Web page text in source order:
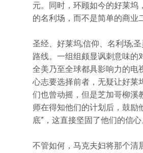
元。同时，环顾如今的好莱坞
的名利场，而不是简单的商业
圣经、好莱坞;信仰、名利场;
路线。一组组颇显讽刺意味的
全美乃至全球都具影响力的电
心志要选择前者，无疑让好莱
们也曾动摇，但是芝加哥柳溪
师在得知他们的计划后，鼓励
底”，这直接坚固了他们的信心
不管如何，马克夫妇将那个清